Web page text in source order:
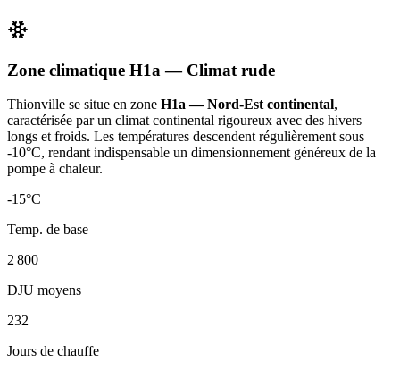
Zone climatique H1a — Climat rude
Thionville se situe en zone H1a — Nord-Est continental,
caractérisée par un climat continental rigoureux avec des hivers
longs et froids. Les températures descendent régulièrement sous
-10°C, rendant indispensable un dimensionnement généreux de la
pompe à chaleur.
-15°C
Temp. de base
2 800
DJU moyens
232
Jours de chauffe